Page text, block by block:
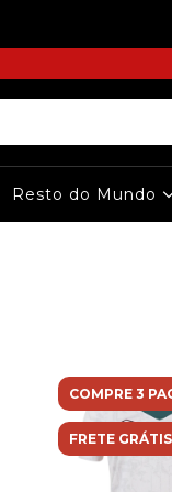
Resto do Mundo
COMPRE 3
FRETE GRÁTIS